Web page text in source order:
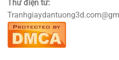
Thư điện tử: